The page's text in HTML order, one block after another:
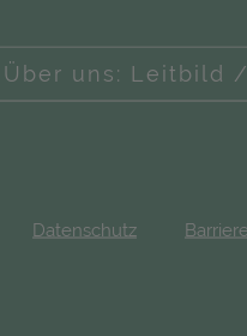
Über uns: Leitbild
Datenschutz